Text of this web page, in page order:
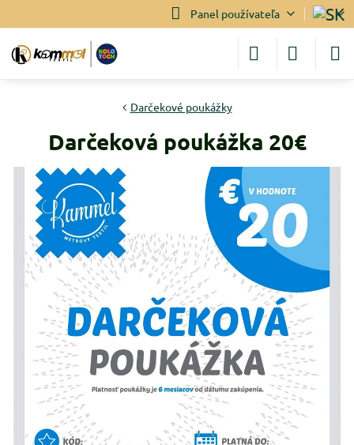
Panel používateľa
Darčekové poukážky
Darčeková poukážka 20€